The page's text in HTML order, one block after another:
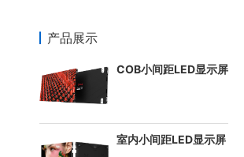
产品展示
COB小间距LED显示屏
室内小间距LED显示屏